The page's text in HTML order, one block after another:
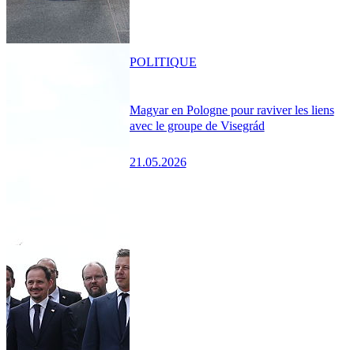
Magyar en Pologne pour raviver les liens
avec le groupe de Visegrád
21.05.2026
POLITIQUE